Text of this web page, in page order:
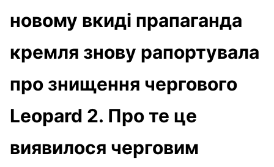
новому вкиді прапаганда
кремля знову рапортувала
про знищення чергового
Leopard 2. Про те це
виявилося черговим